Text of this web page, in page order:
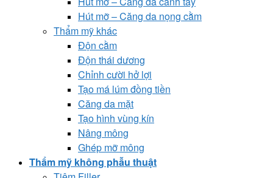
Hút mỡ – Căng da nọng cằm
Thẩm mỹ khác
Độn cằm
Độn thái dương
Chỉnh cười hở lợi
Tạo má lúm đồng tiền
Căng da mặt
Tạo hình vùng kín
Nâng mông
Ghép mỡ mông
Thẩm mỹ không phẫu thuật